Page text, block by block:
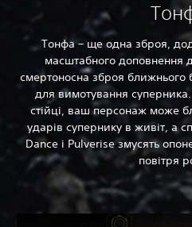
Тонфа – ще одна зброя,
масштабного доповнення
смертоносна зброя ближнього
для вимотування
стійці, ваш персонаж може
ударів супернику в живіт, а
Dance і Pulverise змусять
повітря